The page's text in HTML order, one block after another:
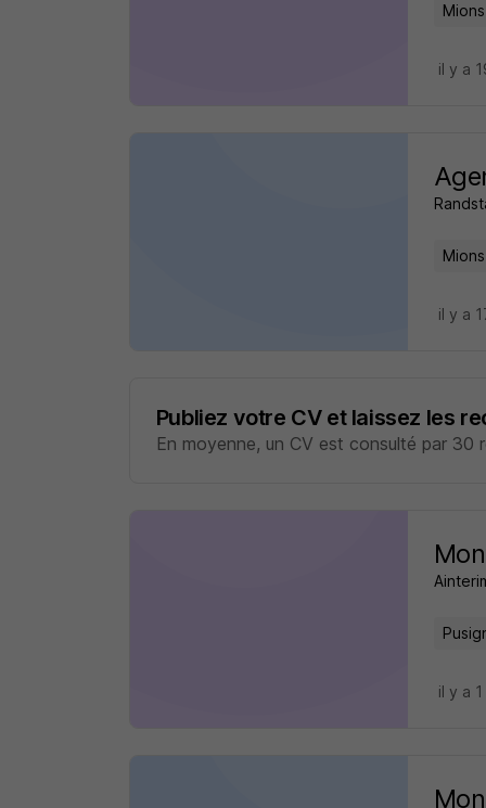
il y a
il y a
Publiez votre CV et laissez les
En moyenne, un CV est consulté par 30
il y a